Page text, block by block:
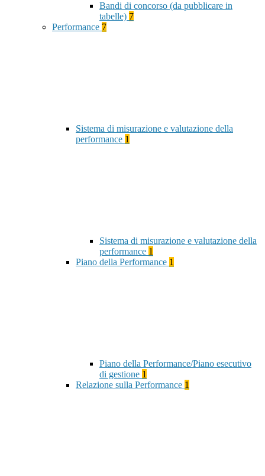
Bandi di concorso (da pubblicare in
tabelle) 7
Performance 7
Sistema di misurazione e valutazione della
performance 1
Sistema di misurazione e valutazione della
performance 1
Piano della Performance 1
Piano della Performance/Piano esecutivo
di gestione 1
Relazione sulla Performance 1